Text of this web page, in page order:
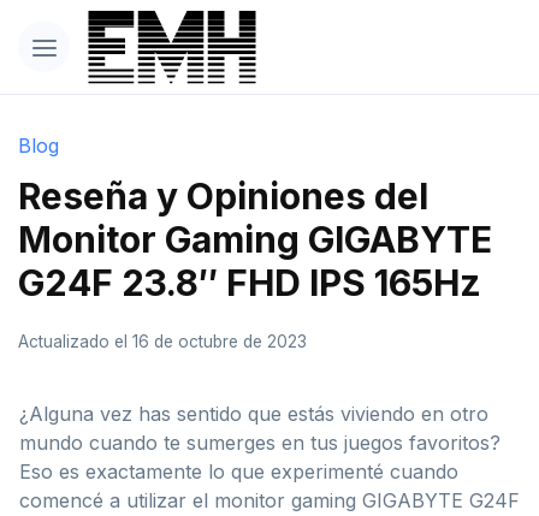
Blog
Reseña y Opiniones del
Monitor Gaming GIGABYTE
G24F 23.8″ FHD IPS 165Hz
Actualizado el 16 de octubre de 2023
¿Alguna vez has sentido que estás viviendo en otro
mundo cuando te sumerges en tus juegos favoritos?
Eso es exactamente lo que experimenté cuando
comencé a utilizar el monitor gaming GIGABYTE G24F